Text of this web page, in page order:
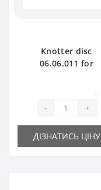
Knotter disc
06.06.011 for
- +
ДІЗНАТИСЬ ЦІНУ